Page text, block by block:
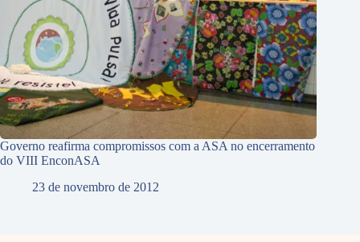
Governo reafirma compromissos com a ASA no encerramento
do VIII EnconASA
23 de novembro de 2012